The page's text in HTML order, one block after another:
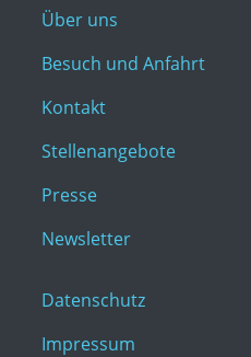
Über uns
Besuch und Anfahrt
Kontakt
Stellenangebote
Presse
Newsletter
Datenschutz
Impressum